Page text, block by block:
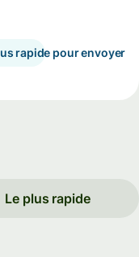
rapide pour envoyer
Le plus rapide